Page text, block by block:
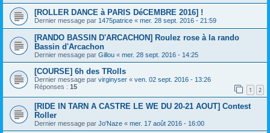
[ROLLER DANCE à PARIS DéCEMBRE 2016] !
Dernier message par 1475patrice « mer. 28 sept. 2016 - 21:59
[RANDO BASSIN D'ARCACHON] Roulez rose à la rando
Bassin d'Arcachon
Dernier message par Gillou « mer. 28 sept. 2016 - 14:25
[COURSE] 6h des TRolls
Dernier message par virginyser « ven. 02 sept. 2016 - 13:26
Réponses : 15 1 2
[RIDE IN TARN A CASTRE LE WE DU 20-21 AOUT] Contest
Roller
Dernier message par Jo'Naze « mer. 17 août 2016 - 16:00